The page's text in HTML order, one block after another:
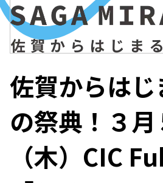
佐賀からは
の祭典！３月
（木）CIC